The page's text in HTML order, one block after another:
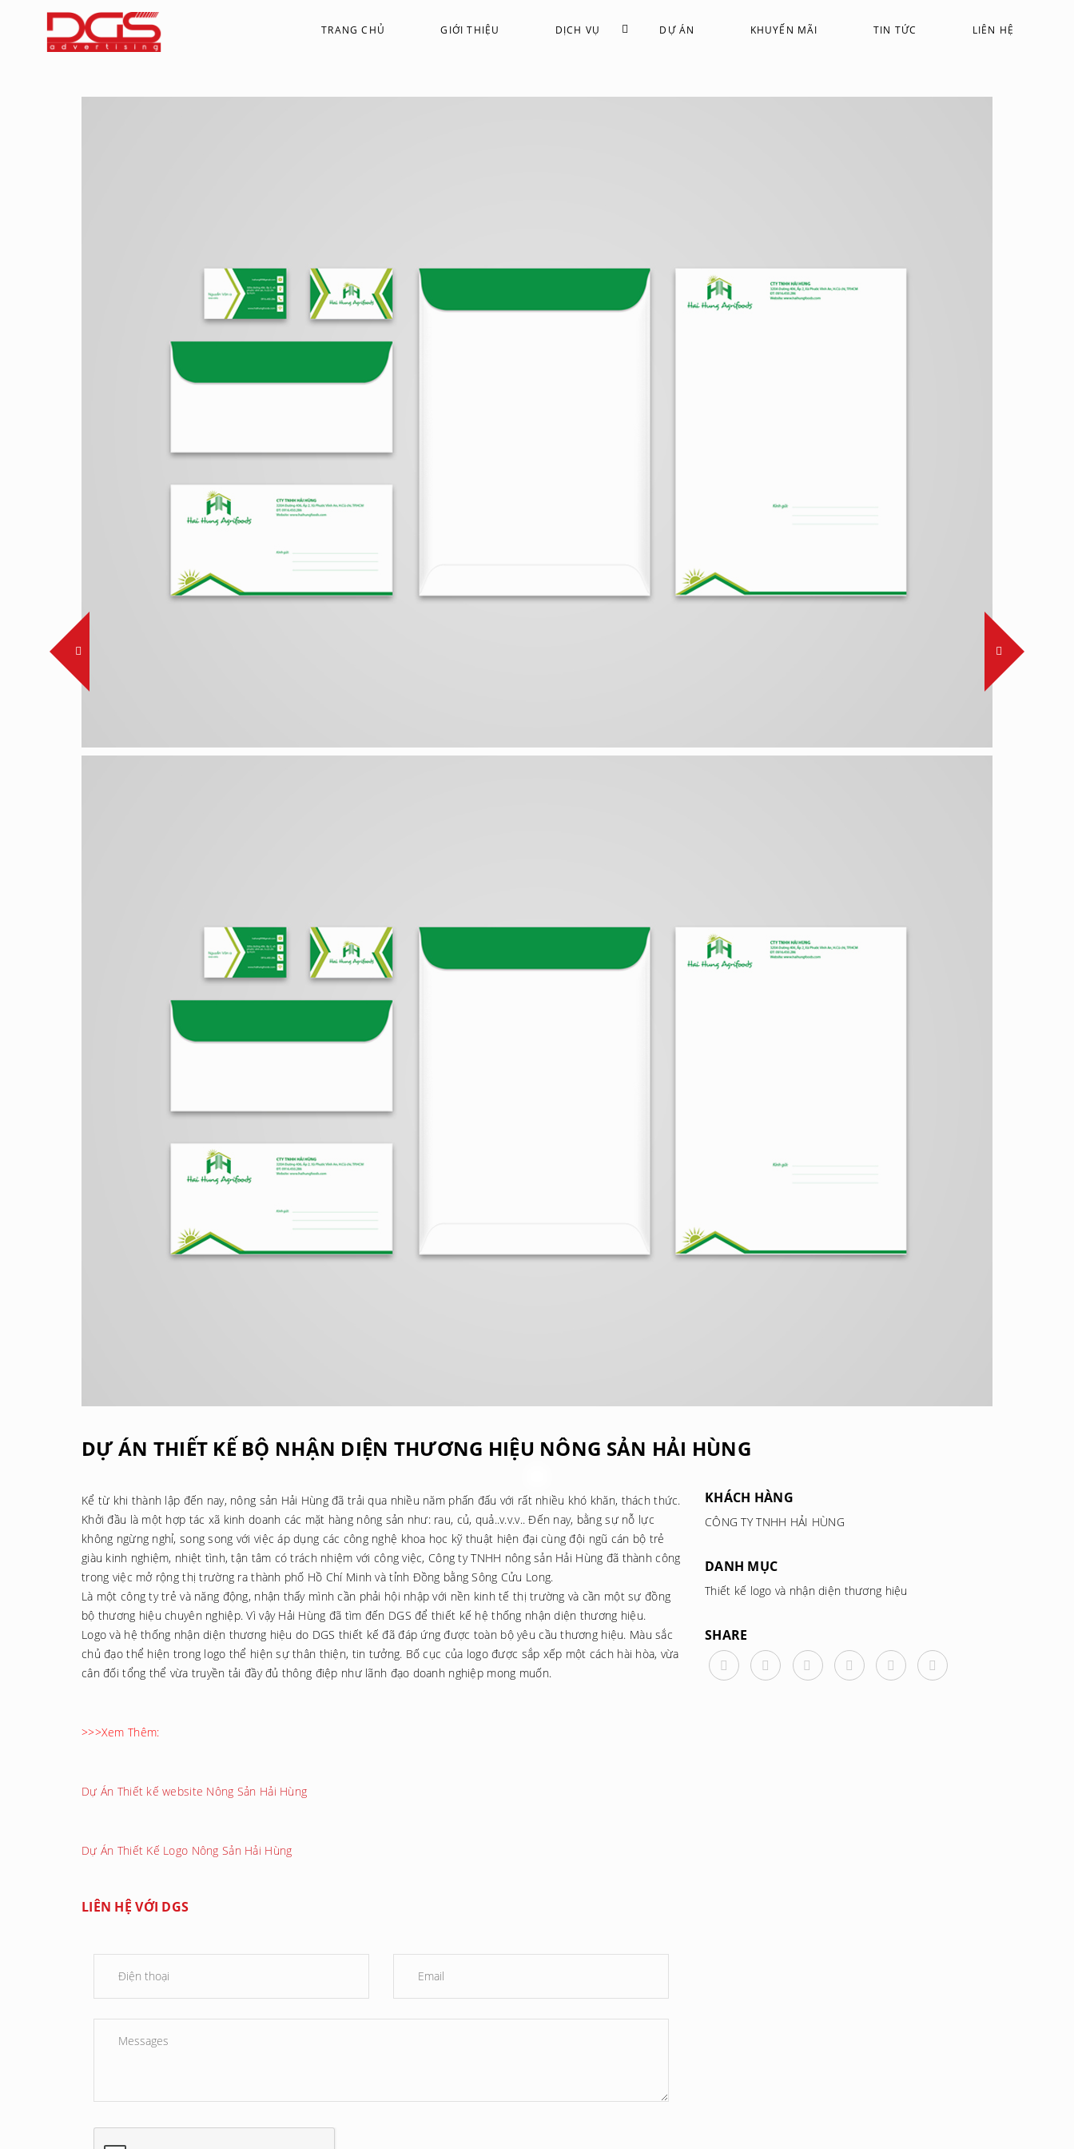
TRANG CHỦ GIỚI THIỆU DỊCH VỤ DỰ ÁN KHUYẾN MÃI TIN TỨC LIÊN HỆ
DỰ ÁN THIẾT KẾ BỘ NHẬN DIỆN THƯƠNG HIỆU NÔNG SẢN HẢI HÙNG
Kể từ khi thành lập đến nay, nông sản Hải Hùng đã trải qua nhiều năm phấn đấu với rất nhiều khó khăn, thách thức.
Khởi đầu là một hợp tác xã kinh doanh các mặt hàng nông sản như: rau, củ, quả..v.v.v.. Đến nay, bằng sự nỗ lực
không ngừng nghỉ, song song với việc áp dụng các công nghệ khoa học kỹ thuật hiện đại cùng đội ngũ cán bộ trẻ
giàu kinh nghiệm, nhiệt tình, tận tâm có trách nhiệm với công việc, Công ty TNHH nông sản Hải Hùng đã thành công
trong việc mở rộng thị trường ra thành phố Hồ Chí Minh và tỉnh Đồng bằng Sông Cửu Long.
Là một công ty trẻ và năng động, nhận thấy mình cần phải hội nhập với nền kinh tế thị trường và cần một sự đồng
bộ thương hiệu chuyên nghiệp. Vì vậy Hải Hùng đã tìm đến DGS để thiết kế hệ thống nhận diện thương hiệu.
Logo và hệ thống nhận diện thương hiệu do DGS thiết kế đã đáp ứng được toàn bộ yêu cầu thương hiệu. Màu sắc
chủ đạo thể hiện trong logo thể hiện sự thân thiện, tin tưởng. Bố cục của logo được sắp xếp một cách hài hòa, vừa
cân đối tổng thể vừa truyền tải đầy đủ thông điệp như lãnh đạo doanh nghiệp mong muốn.
>>>Xem Thêm:
Dự Án Thiết kế website Nông Sản Hải Hùng
Dự Án Thiết Kế Logo Nông Sản Hải Hùng
LIÊN HỆ VỚI DGS
KHÁCH HÀNG
CÔNG TY TNHH HẢI HÙNG
DANH MỤC
Thiết kế logo và nhận diện thương hiệu
SHARE